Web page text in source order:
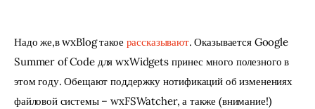
Надо же,в wxBlog такое рассказывают. Оказывается Google
Summer of Code для wxWidgets принес много полезного в
этом году. Обещают поддержку нотификаций об изменениях
файловой системы – wxFSWatcher, а также (внимание!)